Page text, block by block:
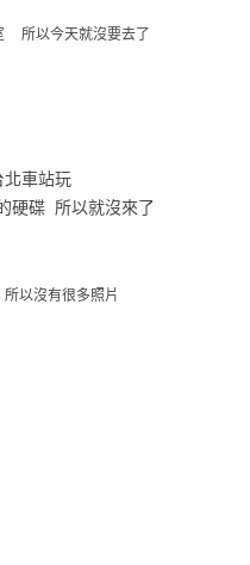
所以今天就沒要去了
車站玩
硬碟 所以就沒來了
以沒有很多照片